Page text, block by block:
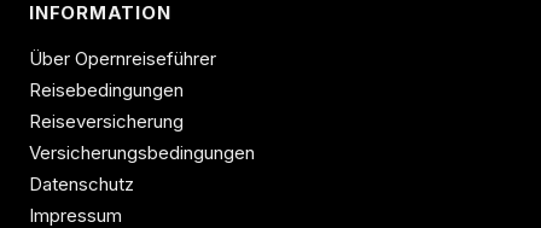
INFORMATION
Über Opernreiseführer
Reisebedingungen
Reiseversicherung
Versicherungsbedingungen
Datenschutz
Impressum